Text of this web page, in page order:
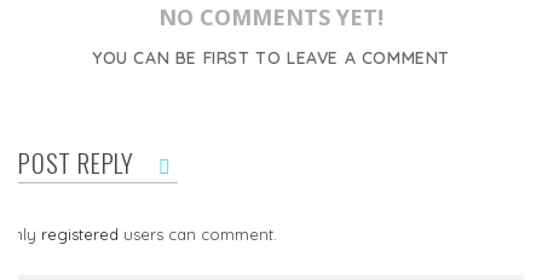
NO COMMENTS YET!
YOU CAN BE FIRST TO LEAVE A COMMENT
POST REPLY
Only registered users can comment.